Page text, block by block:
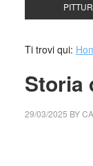
Ti trovi qui:
Storia
29/03/2025 BY